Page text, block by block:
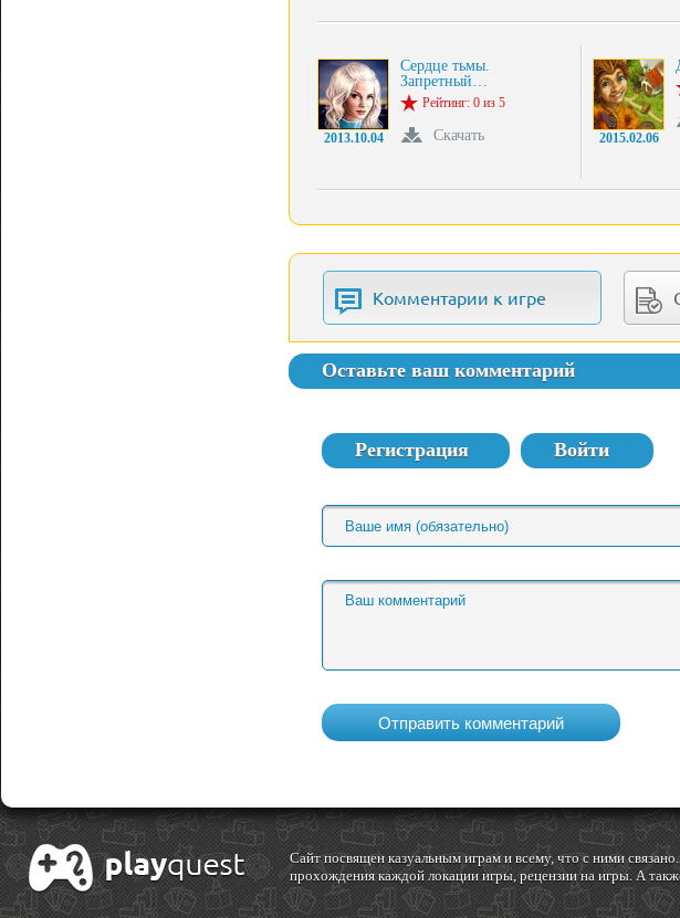
2013.10.04
Сердце тьмы.
Запретный…
Рейтинг: 0 из 5
Скачать 2015.02.06
Комментарии к игре
Оставьте ваш комментарий
Регистрация Войти
Cайт посвящен казуальным играм и всему, что с ними
прохождения каждой локации игры, рецензии на игры. А